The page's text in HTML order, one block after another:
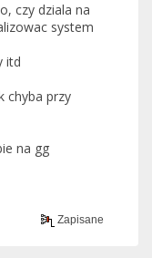
czy dziala na
system
itd
chyba przy
na gg
Zapisane